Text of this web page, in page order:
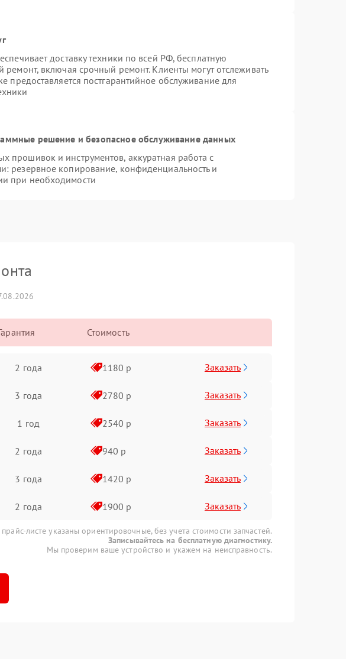
доставку техники по всей РФ, бесплатную
ремонт, включая срочный ремонт. Клиенты могут отслеживать
предоставляется постгарантийное обслуживание для
решение и безопасное обслуживание данных
прошивок и инструментов, аккуратная работа с
резервное копирование, конфиденциальность и
при необходимости
Стоимость
2 года 1180 р Заказать
3 года 2780 р Заказать
1 год 2540 р Заказать
2 года 940 р Заказать
3 года 1420 р Заказать
2 года 1900 р Заказать
листе указаны ориентировочные, без учета стоимости запчастей.
Записывайтесь на бесплатную диагностику.
Мы проверим ваше устройство и укажем на неисправность.